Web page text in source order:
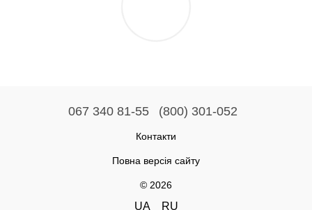
067 340 81-55 (800) 301-052
Контакти
Повна версія сайту
© 2026
UA RU